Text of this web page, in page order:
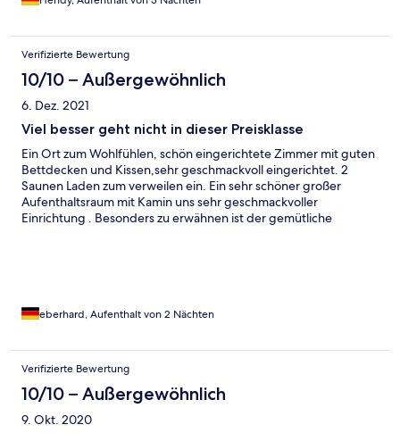
Verifizierte Bewertung
10/10 – Außergewöhnlich
6. Dez. 2021
Viel besser geht nicht in dieser Preisklasse
Ein Ort zum Wohlfühlen, schön eingerichtete Zimmer mit guten
Bettdecken und Kissen,sehr geschmackvoll eingerichtet. 2
Saunen Laden zum verweilen ein. Ein sehr schöner großer
Aufenthaltsraum mit Kamin uns sehr geschmackvoller
Einrichtung . Besonders zu erwähnen ist der gemütliche
eberhard, Aufenthalt von 2 Nächten
Verifizierte Bewertung
10/10 – Außergewöhnlich
9. Okt. 2020